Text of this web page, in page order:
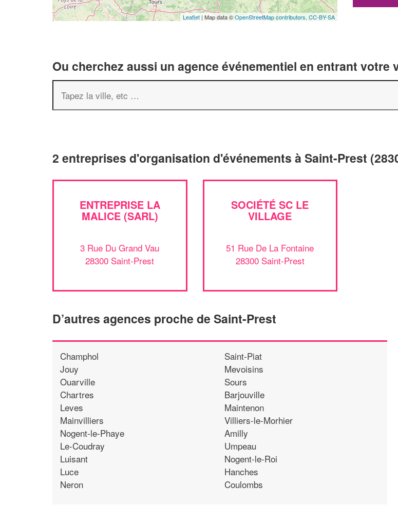
Leaflet | Map data ©OpenStreetMap contributors, CC-BY-SA
Ou cherchez aussi un agence événementiel en entrant
2 entreprises d'organisation d'événements à Saint-Prest
ENTREPRISE LA
MALICE (SARL)
3 Rue Du Grand Vau
28300 Saint-Prest
SOCIÉTÉ SC LE
VILLAGE
51 Rue De La Fontaine
28300 Saint-Prest
D’autres agences proche de Saint-Prest
Champhol
Jouy
Ouarville
Chartres
Leves
Mainvilliers
Nogent-le-Phaye
Le-Coudray
Luisant
Luce
Neron
Saint-Piat
Mevoisins
Sours
Barjouville
Maintenon
Villiers-le-Morhier
Amilly
Umpeau
Nogent-le-Roi
Hanches
Coulombs